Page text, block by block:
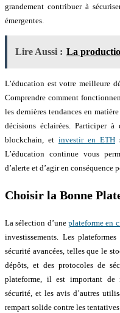
grandement contribuer à
émergentes.
Lire Aussi : La
L’éducation est votre meilleure
Comprendre comment
les dernières tendances en
décisions éclairées. Participer
blockchain, et investir en ETH
L’éducation continue vous
d’alerte et d’agir en conséquence
Choisir la Bonne
La sélection d’une plateforme en
investissements. Les
sécurité avancées, telles que le
dépôts, et des protocoles de
plateforme, il est important de
sécurité, et les avis d’autres
rempart solide contre les